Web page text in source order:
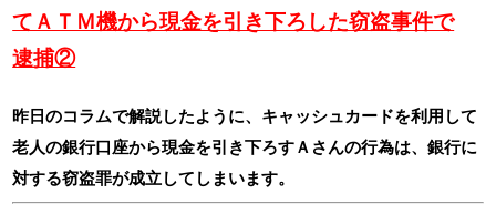
てＡＴＭ機から現金を引き下ろした窃盗事件で
逮捕②
昨日のコラムで解説したように、キャッシュカードを利用して
老人の銀行口座から現金を引き下ろすＡさんの行為は、銀行に
対する窃盗罪が成立してしまいます。